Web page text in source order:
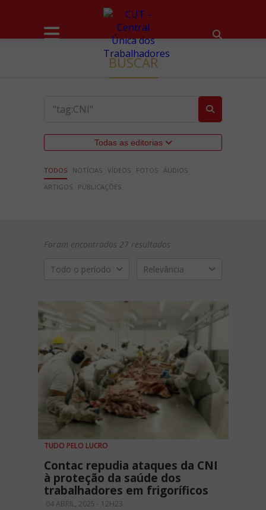
BUSCAR
Todas as editorias
TODOS NOTÍCIAS VÍDEOS FOTOS ÁUDIOS
ARTIGOS
PUBLICAÇÕES
Foram encontrados 27 resultados
Todo o período Relevância
TUDO PELO LUCRO
Contac repudia ataques da CNI
à proteção da saúde dos
trabalhadores em frigoríficos
04 ABRIL, 2025 - 12H23